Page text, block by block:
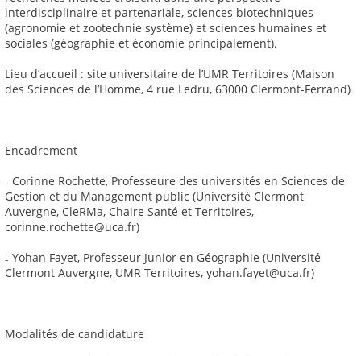
interdisciplinaire et partenariale, sciences biotechniques
(agronomie et zootechnie système) et sciences humaines et
sociales (géographie et économie principalement).
Lieu d’accueil : site universitaire de l’UMR Territoires (Maison
des Sciences de l’Homme, 4 rue Ledru, 63000 Clermont-Ferrand)
Encadrement
₋ Corinne Rochette, Professeure des universités en Sciences de
Gestion et du Management public (Université Clermont
Auvergne, CleRMa, Chaire Santé et Territoires,
corinne.rochette@uca.fr)
₋ Yohan Fayet, Professeur Junior en Géographie (Université
Clermont Auvergne, UMR Territoires, yohan.fayet@uca.fr)
Modalités de candidature